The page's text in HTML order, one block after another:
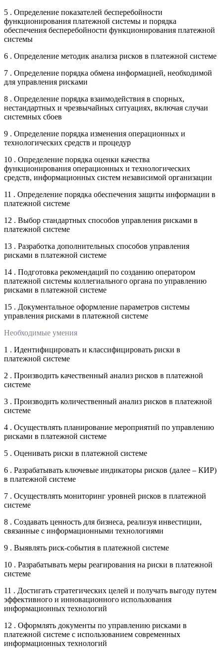
5 . Определение показателей бесперебойности
функционирования платежной системы и порядка
обеспечения бесперебойности функционирования платежной
системы
6 . Определение методик анализа рисков в платежной системе
7 . Определение порядка обмена информацией, необходимой
для управления рисками
8 . Определение порядка взаимодействия в спорных,
нестандартных и чрезвычайных ситуациях, включая случаи
системных сбоев
9 . Определение порядка изменения операционных и
технологических средств и процедур
10 . Определение порядка оценки качества
функционирования операционных и технологических
средств, информационных систем независимой организации
11 . Определение порядка обеспечения защиты информации в
платежной системе
12 . Выбор стандартных способов управления рисками в
платежной системе
13 . Разработка дополнительных способов управления
рисками в платежной системе
14 . Подготовка рекомендаций по созданию оператором
платежной системы коллегиального органа по управлению
рисками в платежной системе
15 . Документальное оформление параметров системы
управления рисками в платежной системе
Необходимые умения
1 . Идентифицировать и классифицировать риски в
платежной системе
2 . Производить качественный анализ рисков в платежной
системе
3 . Производить количественный анализ рисков в платежной
системе
4 . Осуществлять планирование мероприятий по управлению
рисками в платежной системе
5 . Оценивать риски в платежной системе
6 . Разрабатывать ключевые индикаторы рисков (далее – КИР)
в платежной системе
7 . Осуществлять мониторинг уровней рисков в платежной
системе
8 . Создавать ценность для бизнеса, реализуя инвестиции,
связанные с информационными технологиями
9 . Выявлять риск-события в платежной системе
10 . Разрабатывать меры реагирования на риски в платежной
системе
11 . Достигать стратегических целей и получать выгоду путем
эффективного и инновационного использования
информационных технологий
12 . Оформлять документы по управлению рисками в
платежной системе с использованием современных
информационных технологий